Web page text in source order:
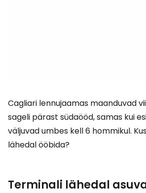
Cagliari lennujaamas maanduvad
sageli pärast südaööd, samas kui
väljuvad umbes kell 6 hommikul.
lähedal ööbida?
Terminali lähedal